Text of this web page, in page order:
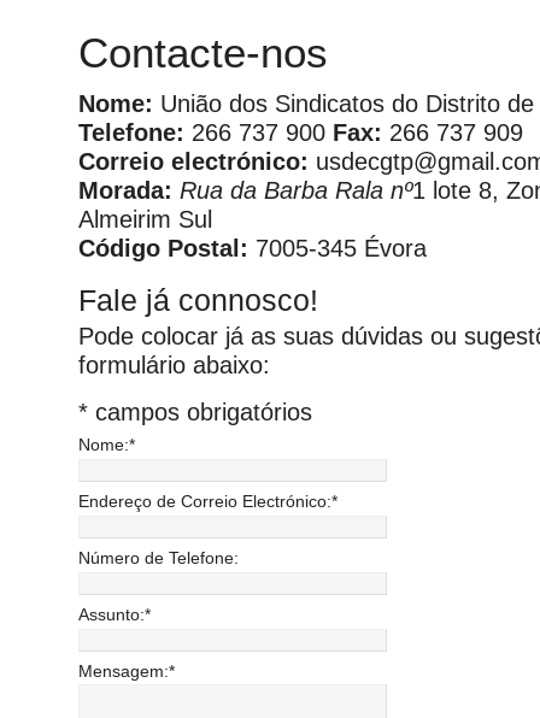
Contacte-nos
Nome: União dos Sindicatos do Distrito
Telefone: 266 737 900 Fax: 266 737 909
Correio electrónico:
Morada: Rua da Barba Rala nº1 lote 8,
Almeirim Sul
Código Postal: 7005-345 Évora
Fale já connosco!
Pode colocar já as suas dúvidas ou
formulário abaixo:
* campos obrigatórios
Nome:*
Endereço de Correio Electrónico:*
Número de Telefone:
Assunto:*
Mensagem:*